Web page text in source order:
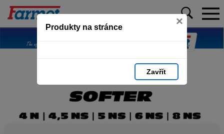
Produkty na stránce ×
Zavřít